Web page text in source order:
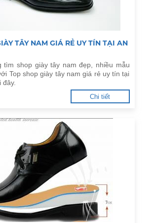
TÂY NAM GIÁ RẺ UY TÍN TẠI AN
tìm shop giày tây nam đẹp, nhiều mẫu
Top shop giày tây nam giá rẻ uy tín tại
Chi tiết